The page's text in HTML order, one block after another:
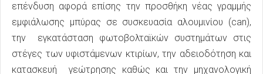
επένδυση αφορά επίσης την προσθήκη νέας γραμμής
εμφιάλωσης μπύρας σε συσκευασία αλουμινίου (can),
την εγκατάσταση φωτοβολταϊκών συστημάτων στις
στέγες των υφιστάμενων κτιρίων, την αδειοδότηση και
κατασκευή γεώτρησης καθώς και την μηχανολογική